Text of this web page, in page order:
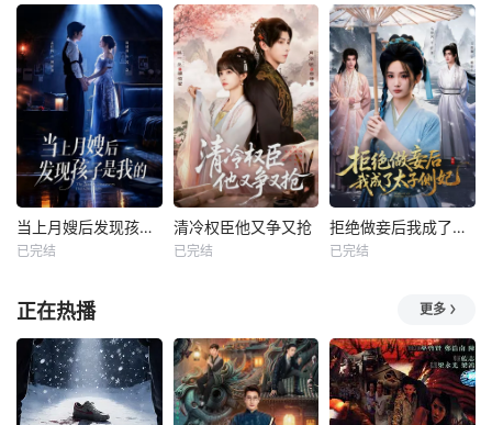
当上月嫂后发现孩子是我的
已完结
清冷权臣他又争又抢
已完结
拒绝做妾后我成了太子侧妃
已完结
正在热播 更多